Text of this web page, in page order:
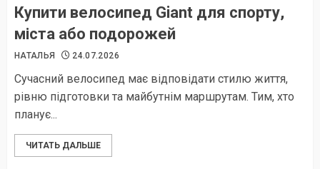
Купити велосипед Giant для спорту,
міста або подорожей
НАТАЛЬЯ 24.07.2026
Сучасний велосипед має відповідати стилю життя,
рівню підготовки та майбутнім маршрутам. Тим, хто
планує...
ЧИТАТЬ ДАЛЬШЕ